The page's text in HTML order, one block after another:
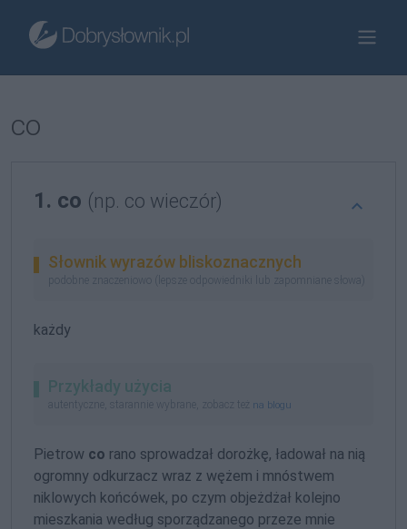
co
1. co (np. co wieczór)
Słownik wyrazów bliskoznacznych
podobne znaczeniowo (lepsze odpowiedniki lub zapomniane słowa)
każdy
Przykłady użycia
autentyczne, starannie wybrane, zobacz też na blogu
Pietrow co rano sprowadzał dorożkę, ładował na nią
ogromny odkurzacz wraz z wężem i mnóstwem
niklowych końcówek, po czym objeżdżał kolejno
mieszkania według sporządzanego przeze mnie